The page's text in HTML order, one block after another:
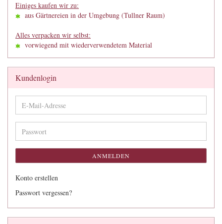
Einiges kaufen wir zu:
aus Gärtnereien in der Umgebung (Tullner Raum)
Alles verpacken wir selbst:
vorwiegend mit wiederverwendetem Material
Kundenlogin
E-
Mail-
Adresse
Passwort
ANMELDEN
Konto erstellen
Passwort vergessen?